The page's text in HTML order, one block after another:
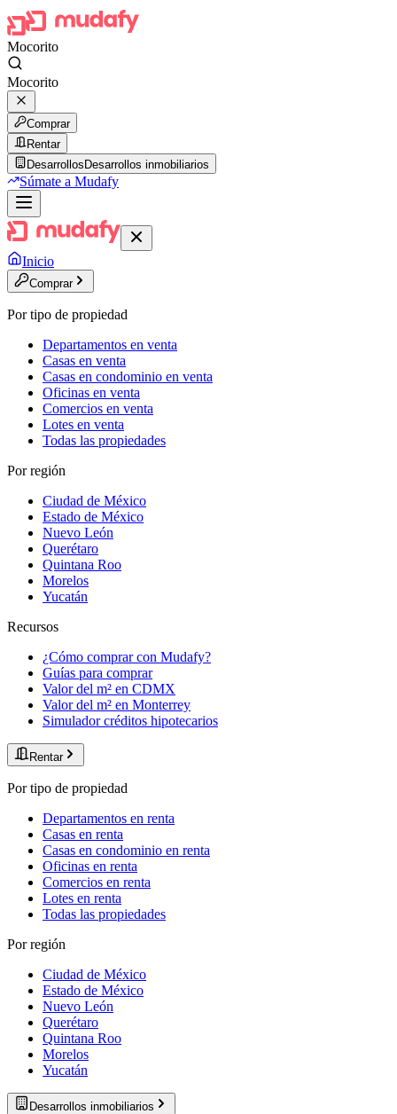
Mocorito
Mocorito
Comprar
Rentar
Desarrollos Desarrollos inmobiliarios
Súmate a Mudafy
Inicio
Comprar
Por tipo de propiedad
Departamentos en venta
Casas en venta
Casas en condominio en venta
Oficinas en venta
Comercios en venta
Lotes en venta
Todas las propiedades
Por región
Ciudad de México
Estado de México
Nuevo León
Querétaro
Quintana Roo
Morelos
Yucatán
Recursos
¿Cómo comprar con Mudafy?
Guías para comprar
Valor del m² en CDMX
Valor del m² en Monterrey
Simulador créditos hipotecarios
Rentar
Por tipo de propiedad
Departamentos en renta
Casas en renta
Casas en condominio en renta
Oficinas en renta
Comercios en renta
Lotes en renta
Todas las propiedades
Por región
Ciudad de México
Estado de México
Nuevo León
Querétaro
Quintana Roo
Morelos
Yucatán
Desarrollos inmobiliarios